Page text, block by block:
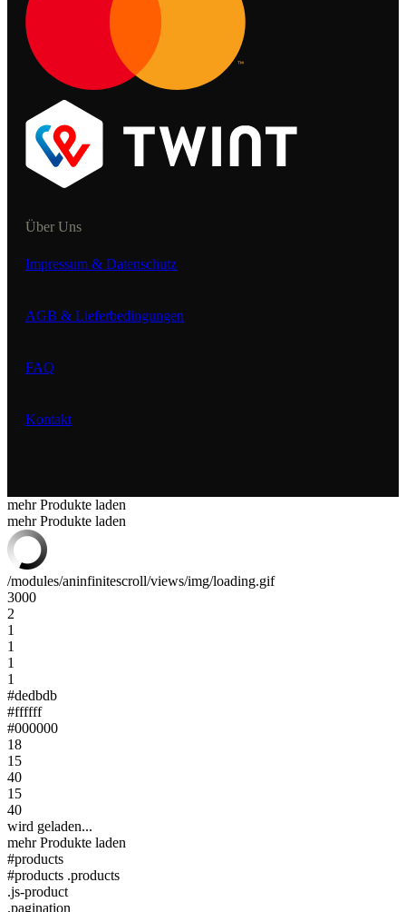
Über Uns
Impressum & Datenschutz
AGB & Lieferbedingungen
FAQ
Kontakt
mehr Produkte laden
mehr Produkte laden
/modules/aninfinitescroll/views/img/loading.gif
3000
2
1
1
1
1
#dedbdb
#ffffff
#000000
18
15
40
15
40
wird geladen...
mehr Produkte laden
#products
#products .products
.js-product
.pagination